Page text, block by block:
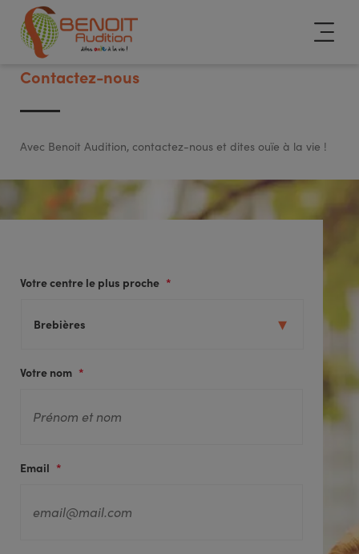
Contactez-nous
Avec Benoit Audition, contactez-nous et dites ouïe à la vie !
Votre centre le plus proche *
Votre nom *
Email *